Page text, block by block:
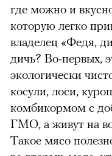
где можно и
которую легко
владелец «Федя,
дичь? Во-первых,
экологически
косули, лоси,
комбикормом с
ГМО, а живут на
Такое мясо